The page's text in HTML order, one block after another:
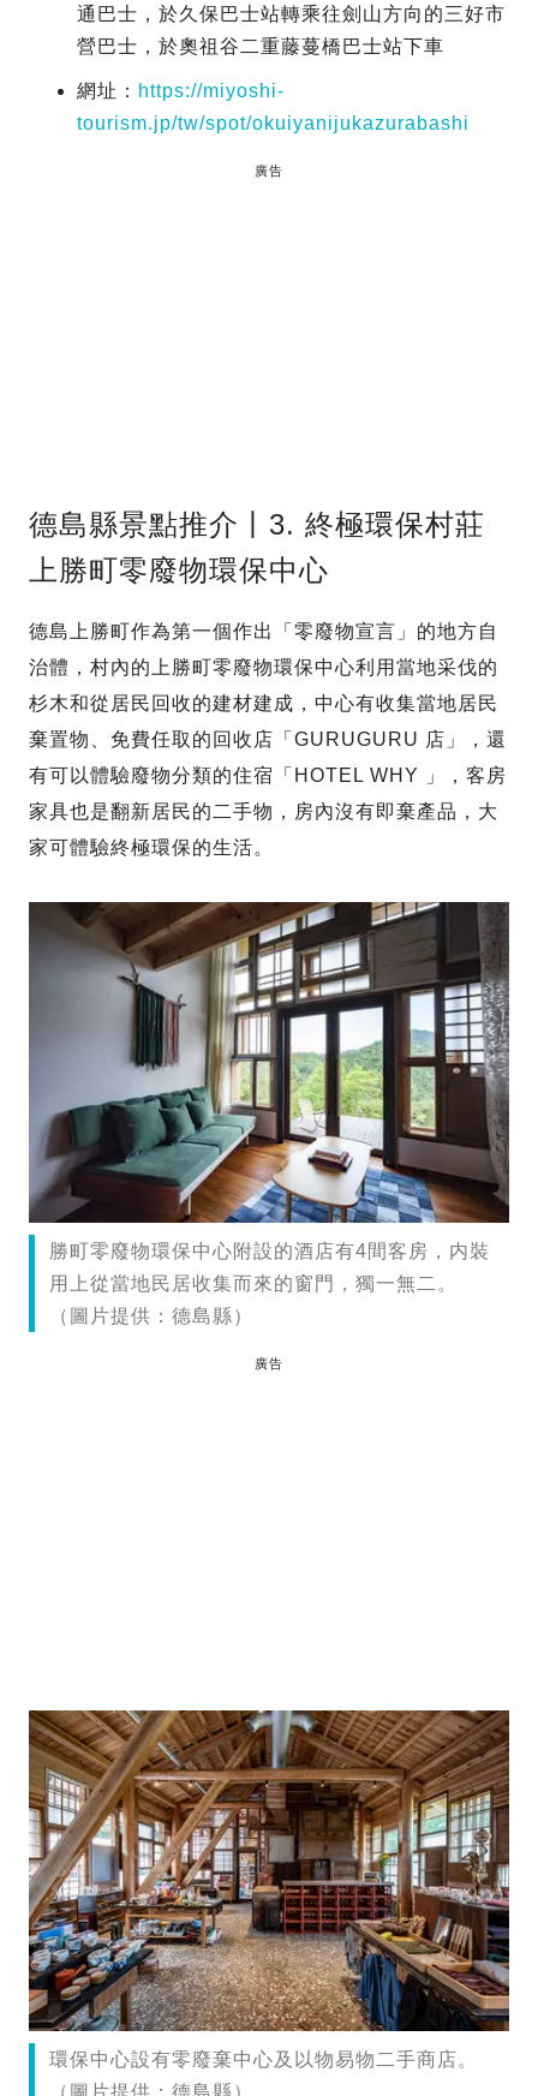
通巴士，於久保巴士站轉乘往劍山方向的三好市
營巴士，於奧祖谷二重藤蔓橋巴士站下車
網址： https://miyoshi-
tourism.jp/tw/spot/okuiyanijukazurabashi
廣告
德島縣景點推介丨3. 終極環保村莊
上勝町零廢物環保中心
德島上勝町作為第一個作出「零廢物宣言」的地方自
治體，村內的上勝町零廢物環保中心利用當地采伐的
杉木和從居民回收的建材建成，中心有收集當地居民
棄置物、免費任取的回收店「GURUGURU 店」，還
有可以體驗廢物分類的住宿「HOTEL WHY 」，客房
家具也是翻新居民的二手物，房內沒有即棄產品，大
家可體驗終極環保的生活。
勝町零廢物環保中心附設的酒店有4間客房，内裝
用上從當地民居收集而來的窗門，獨一無二。
（圖片提供：德島縣）
廣告
環保中心設有零廢棄中心及以物易物二手商店。